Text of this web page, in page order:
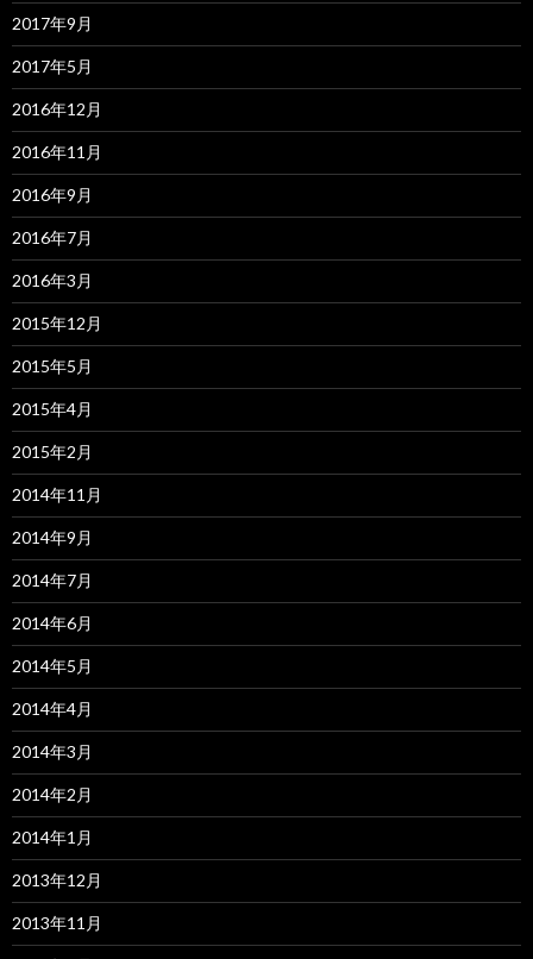
2017年9月
2017年5月
2016年12月
2016年11月
2016年9月
2016年7月
2016年3月
2015年12月
2015年5月
2015年4月
2015年2月
2014年11月
2014年9月
2014年7月
2014年6月
2014年5月
2014年4月
2014年3月
2014年2月
2014年1月
2013年12月
2013年11月